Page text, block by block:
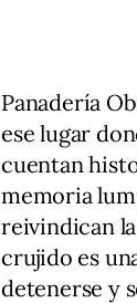
Panadería
ese lugar
cuentan
memoria
reivindican
crujido es
detenerse y